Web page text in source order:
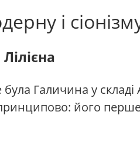
і
Галичина у складі
принципово: його